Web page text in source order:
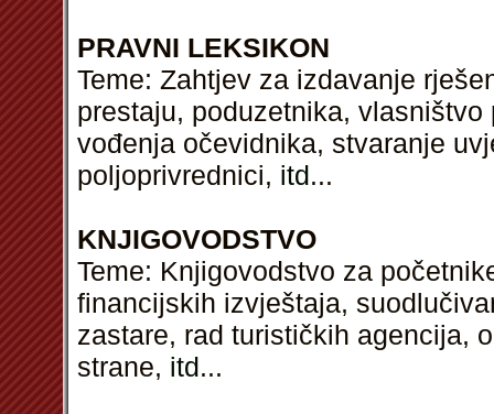
PRAVNI LEKSIKON
Teme: Zahtjev za izdavanje
prestaju, poduzetnika,
vođenja očevidnika, stvaranje
poljoprivrednici, itd...
KNJIGOVODSTVO
Teme: Knjigovodstvo za
financijskih izvještaja,
zastare, rad turističkih agencija,
strane, itd...